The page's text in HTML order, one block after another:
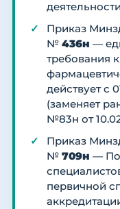
Приказ
№ 436н —
требования
действует с
(заменяет
№83н от
Приказ
№ 709н —
первичной